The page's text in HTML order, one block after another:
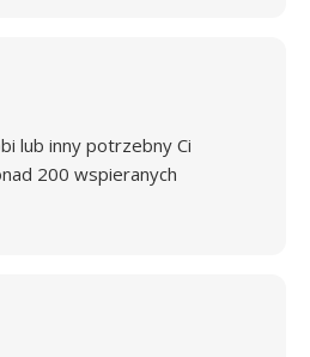
lub inny potrzebny Ci
200 wspieranych